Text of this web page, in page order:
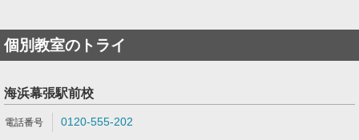
個別教室のトライ
海浜幕張駅前校
0120-555-202